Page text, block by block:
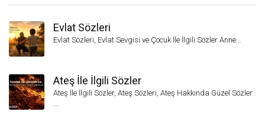
Evlat Sözleri
Evlat Sözleri, Evlat Sevgisi ve Çocuk İle İlgili Sözler Anne...
Ateş İle İlgili Sözler
Ateş İle İlgili Sözler, Ateş Sözleri, Ateş Hakkında Güzel Sözler
...